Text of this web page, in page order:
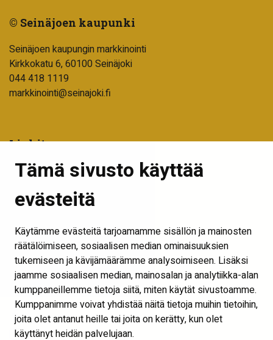
Tämä sivusto käyttää
evästeitä
Käytämme evästeitä tarjoamamme sisällön ja mainosten
räätälöimiseen, sosiaalisen median ominaisuuksien
tukemiseen ja kävijämäärämme analysoimiseen. Lisäksi
jaamme sosiaalisen median, mainosalan ja analytiikka-alan
kumppaneillemme tietoja siitä, miten käytät sivustoamme.
Kumppanimme voivat yhdistää näitä tietoja muihin tietoihin,
joita olet antanut heille tai joita on kerätty, kun olet
käyttänyt heidän palvelujaan.
© Seinäjoen kaupunki
Seinäjoen kaupungin markkinointi
Kirkkokatu 6, 60100 Seinäjoki
044 418 1119
markkinointi@seinajoki.fi
Linkit
Tilaa uutiskirje
Seinäjoen kaupunki
Visit Seinäjoki
Näytä evästeasetukset
Seuraa meitä